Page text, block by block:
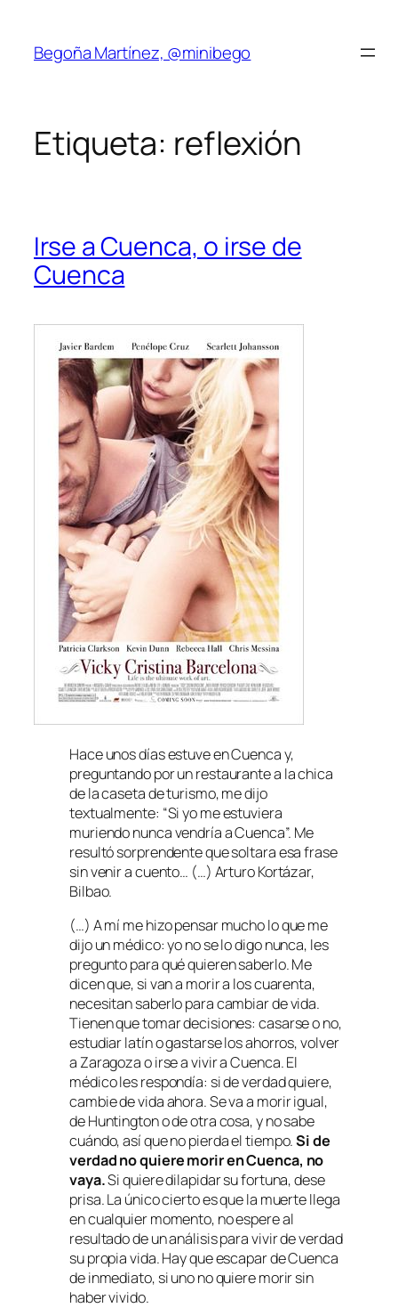
contenido
Begoña Martínez, @minibego
Etiqueta: reflexión
Irse a Cuenca, o irse de
Cuenca
Hace unos días estuve en Cuenca y,
preguntando por un restaurante a la chica
de la caseta de turismo, me dijo
textualmente: “Si yo me estuviera
muriendo nunca vendría a Cuenca”. Me
resultó sorprendente que soltara esa frase
sin venir a cuento… (…) Arturo Kortázar,
Bilbao.
(…) A mí me hizo pensar mucho lo que me
dijo un médico: yo no se lo digo nunca, les
pregunto para qué quieren saberlo. Me
dicen que, si van a morir a los cuarenta,
necesitan saberlo para cambiar de vida.
Tienen que tomar decisiones: casarse o no,
estudiar latín o gastarse los ahorros, volver
a Zaragoza o irse a vivir a Cuenca. El
médico les respondía: si de verdad quiere,
cambie de vida ahora. Se va a morir igual,
de Huntington o de otra cosa, y no sabe
cuándo, así que no pierda el tiempo.Si de
verdad no quiere morir en Cuenca, no
vaya.Si quiere dilapidar su fortuna, dese
prisa. La único cierto es que la muerte llega
en cualquier momento, no espere al
resultado de un análisis para vivir de verdad
su propia vida. Hay que escapar de Cuenca
de inmediato, si uno no quiere morir sin
haber vivido.